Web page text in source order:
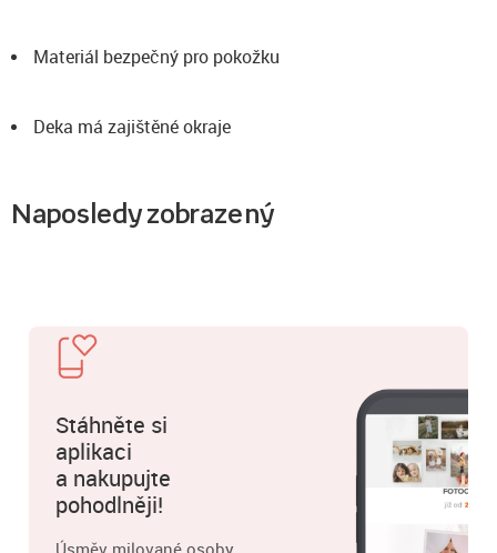
Materiál bezpečný pro pokožku
Deka má zajištěné okraje
Naposledy zobrazený
Stáhněte si
aplikaci
a nakupujte
pohodlněji!
Úsměv milované osoby